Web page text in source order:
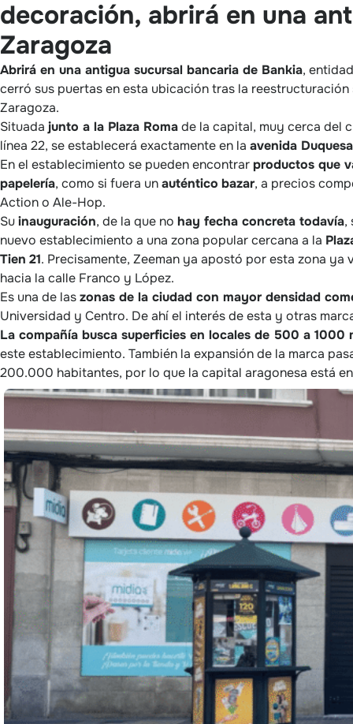
decoración, abrirá en una
Zaragoza
Abrirá en una antigua sucursal bancaria de Bankia,
cerró sus puertas en esta ubicación tras la
Zaragoza.
Situada junto a la Plaza Romade la capital, muy cerca del
línea 22, se establecerá exactamente en la avenida
En el establecimiento se pueden encontrarproductos que
papelería, como si fuera unauténtico bazar, a precios
Action o Ale-Hop.
Suinauguración, de la que no hay fecha concreta todavía,
nuevo establecimiento a una zona popular cercana a la
Tien 21. Precisamente, Zeeman ya apostó por esta zona
hacia la calle Franco y López.
Es una de laszonas de la ciudad con mayor densidad
Universidad y Centro. De ahí el interés de esta y otras
La compañía busca superficies en locales de 500 a 1000
este establecimiento. También la expansión de la marca
200.000 habitantes, por lo que la capital aragonesa está